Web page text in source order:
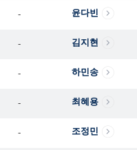
- 윤다빈
- 김지현
- 하민송
- 최혜용
- 조정민